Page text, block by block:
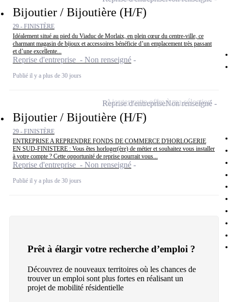
Bijoutier / Bijoutière (H/F)
29 - FINISTÈRE
Idéalement situé au pied du Viaduc de Morlaix, en plein cœur du centre-ville, ce
charmant magasin de bijoux et accessoires bénéficie d’un emplacement très passant
et d’une excellente...
Reprise d'entreprise - Non renseigné
Publié il y a plus de 30 jours
Bijoutier / Bijoutière (H/F)
29 - FINISTÈRE
ENTREPRISE A REPRENDRE FONDS DE COMMERCE D'HORLOGERIE
EN SUD-FINISTERE : Vous êtes horloger(ère) de métier et souhaitez vous installer
à votre compte ? Cette opportunité de reprise pourrait vous...
Reprise d'entreprise - Non renseigné
Publié il y a plus de 30 jours
Reprise d'entrepriseNon renseigné
Ajouter cette offre à ma sélection
Prêt à élargir votre recherche d’emploi ?
Découvrez de nouveaux territoires où les chances de
trouver un emploi sont plus fortes en réalisant un
projet de mobilité résidentielle